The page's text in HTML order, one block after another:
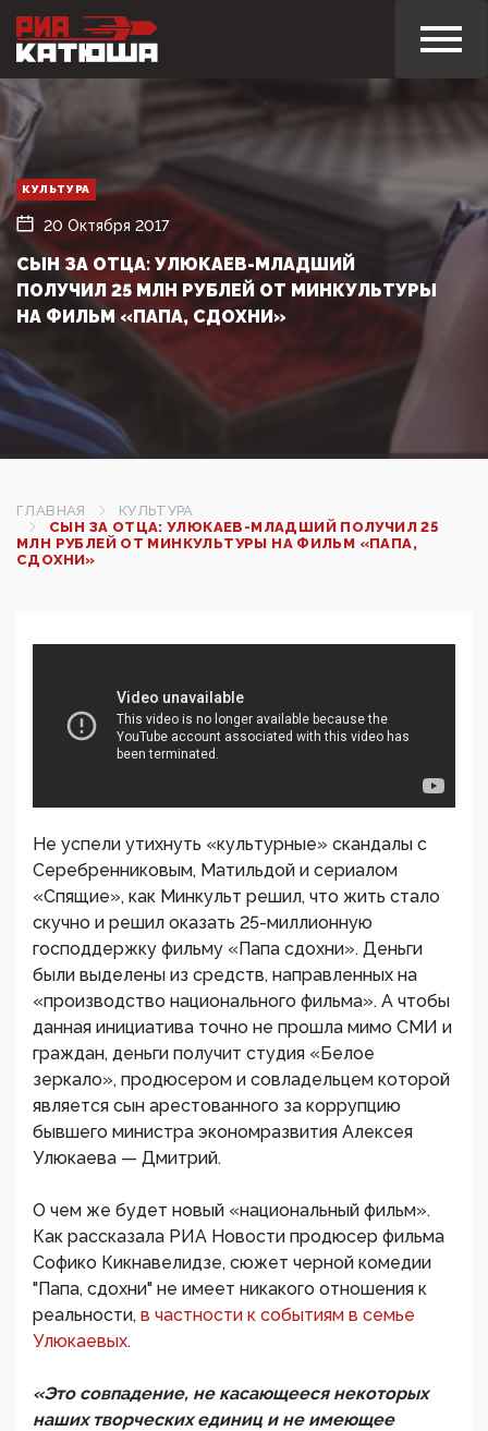
КУЛЬТУРА
20 Октября 2017
СЫН ЗА ОТЦА: УЛЮКАЕВ-МЛАДШИЙ
ПОЛУЧИЛ 25 МЛН РУБЛЕЙ ОТ МИНКУЛЬТУРЫ
НА ФИЛЬМ «ПАПА, СДОХНИ»
ГЛАВНАЯ
КУЛЬТУРА
СЫН ЗА ОТЦА: УЛЮКАЕВ-МЛАДШИЙ ПОЛУЧИЛ 25
МЛН РУБЛЕЙ ОТ МИНКУЛЬТУРЫ НА ФИЛЬМ «ПАПА,
СДОХНИ»
Не успели утихнуть «культурные» скандалы с
Серебренниковым, Матильдой и сериалом
«Спящие», как Минкульт решил, что жить стало
скучно и решил оказать 25-миллионную
господдержку фильму «Папа сдохни». Деньги
были выделены из средств, направленных на
«производство национального фильма». А чтобы
данная инициатива точно не прошла мимо СМИ и
граждан, деньги получит студия «Белое
зеркало», продюсером и совладельцем которой
является сын арестованного за коррупцию
бывшего министра экономразвития Алексея
Улюкаева — Дмитрий.
О чем же будет новый «национальный фильм».
Как рассказала РИА Новости продюсер фильма
Софико Кикнавелидзе, cюжет черной комедии
"Папа, сдохни" не имеет никакого отношения к
реальности, в частности к событиям в семье
Улюкаевых.
«Это совпадение, не касающееся некоторых
наших творческих единиц и не имеющее